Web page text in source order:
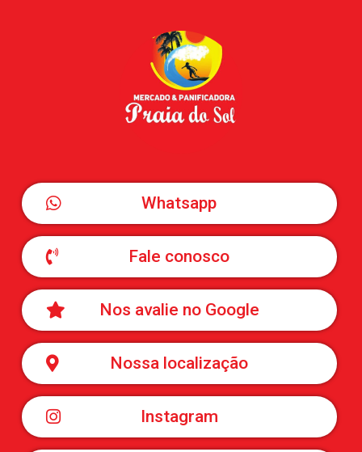
Whatsapp
Fale conosco
Nos avalie no Google
Nossa localização
Instagram